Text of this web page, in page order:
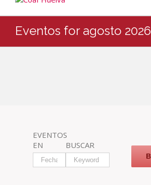
Eventos for agosto 2026
EVENTOS
EN
BUSCAR